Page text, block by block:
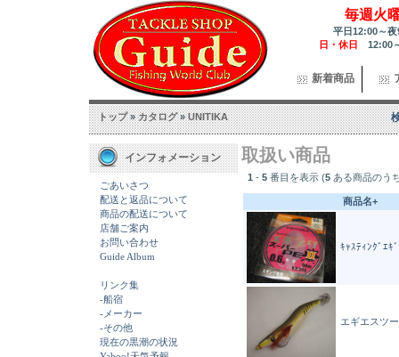
毎週火
平日12:00～
日・休日 12:00
新着商品
トップ»カタログ»UNITIKA
インフォメーション
ごあいさつ
配送と返品について
商品の配送について
店舗ご案内
お問い合わせ
Guide Album
リンク集
-船宿
-メーカー
-その他
現在の黒潮の状況
取扱い商品
1 - 5 番目を表示 (5 ある商品のう
商品名+
ｷｬｽﾃｨﾝｸﾞｴｷ
エギエスツ